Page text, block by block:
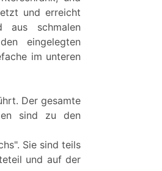
und erreicht
aus schmalen
eingelegten
im unteren
Der gesamte
sind zu den
Sie sind teils
und auf der